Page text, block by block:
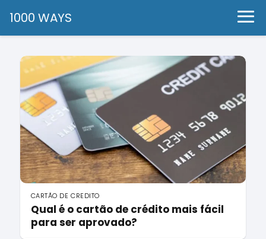
1000 WAYS
CARTÃO DE CREDITO
Qual é o cartão de crédito mais fácil
para ser aprovado?